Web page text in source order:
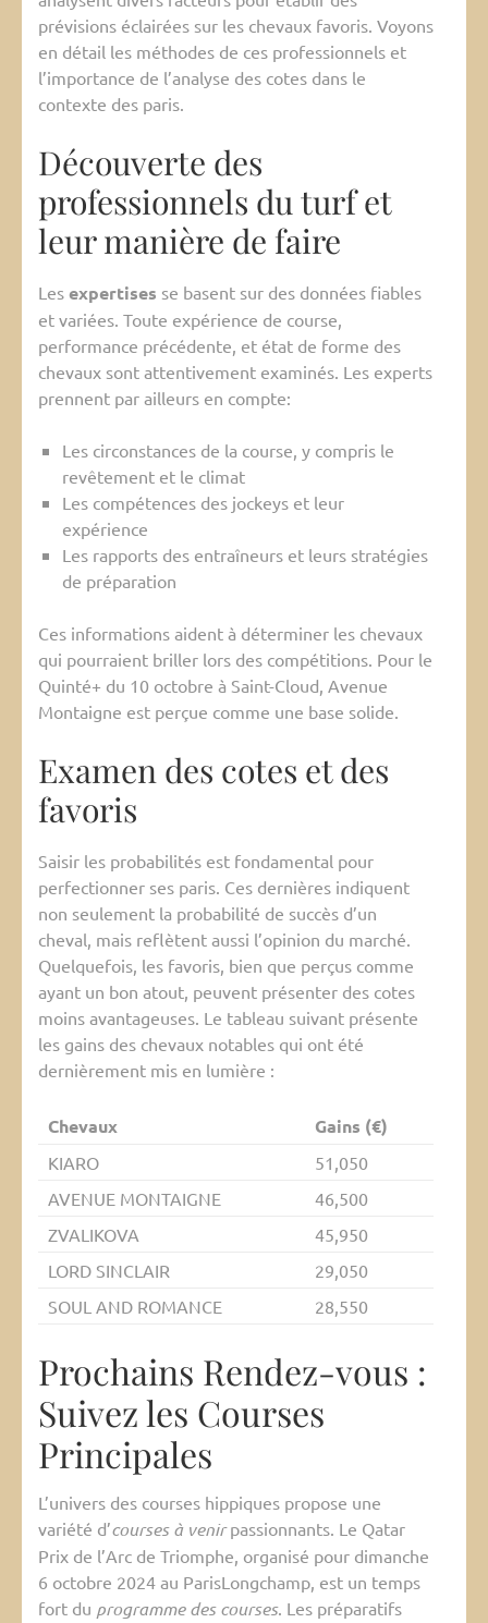
prévisions éclairées sur les chevaux favoris. Voyons
en détail les méthodes de ces professionnels et
l’importance de l’analyse des cotes dans le
contexte des paris.
Découverte des
professionnels du turf et
leur manière de faire
Les expertises se basent sur des données fiables
et variées. Toute expérience de course,
performance précédente, et état de forme des
chevaux sont attentivement examinés. Les experts
prennent par ailleurs en compte:
Les circonstances de la course, y compris le
revêtement et le climat
Les compétences des jockeys et leur
expérience
Les rapports des entraîneurs et leurs stratégies
de préparation
Ces informations aident à déterminer les chevaux
qui pourraient briller lors des compétitions. Pour le
Quinté+ du 10 octobre à Saint-Cloud, Avenue
Montaigne est perçue comme une base solide.
Examen des cotes et des
favoris
Saisir les probabilités est fondamental pour
perfectionner ses paris. Ces dernières indiquent
non seulement la probabilité de succès d’un
cheval, mais reflètent aussi l’opinion du marché.
Quelquefois, les favoris, bien que perçus comme
ayant un bon atout, peuvent présenter des cotes
moins avantageuses. Le tableau suivant présente
les gains des chevaux notables qui ont été
dernièrement mis en lumière :
Chevaux Gains (€)
KIARO
51,050
AVENUE MONTAIGNE
46,500
ZVALIKOVA
45,950
LORD SINCLAIR
29,050
SOUL AND ROMANCE
28,550
Prochains Rendez-vous :
Suivez les Courses
Principales
L’univers des courses hippiques propose une
variété d’courses à venirpassionnants. Le Qatar
Prix de l’Arc de Triomphe, organisé pour dimanche
6 octobre 2024 au ParisLongchamp, est un temps
fort du programme des courses. Les préparatifs